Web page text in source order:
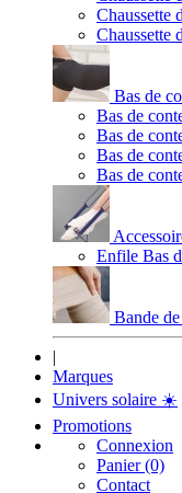
Chaussette
Chaussette
Bas de
Bas de
Bas de
Bas de
Bas de
Enfile Bas
Bande
|
Marques
Univers solaire ☀️
Promotions
Connexion
Panier (0)
Contact